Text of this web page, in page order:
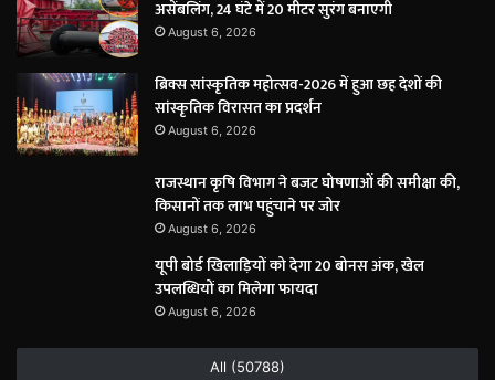
असेंबलिंग, 24 घंटे में 20 मीटर सुरंग बनाएगी
August 6, 2026
ब्रिक्स सांस्कृतिक महोत्सव-2026 में हुआ छह देशों की
सांस्कृतिक विरासत का प्रदर्शन
August 6, 2026
राजस्थान कृषि विभाग ने बजट घोषणाओं की समीक्षा की,
किसानों तक लाभ पहुंचाने पर जोर
August 6, 2026
यूपी बोर्ड खिलाड़ियों को देगा 20 बोनस अंक, खेल
उपलब्धियों का मिलेगा फायदा
August 6, 2026
All (50788)